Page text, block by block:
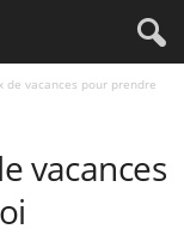
de vacances pour prendre
vacances